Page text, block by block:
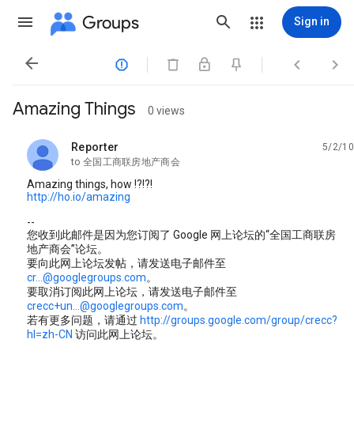
Groups Sign in
   
Amazing Things 0 views
Reporter
unread,
5/2/10
to 全国工商联房地产商会
Amazing things, how !?!?!
http://ho.io/amazing
--
您收到此邮件是因为您订阅了 Google 网上论坛的“全国工商联房
地产商会”论坛。
要向此网上论坛发帖，请发送电子邮件至
cr...@googlegroups.com。
要取消订阅此网上论坛，请发送电子邮件至
crecc+un...@googlegroups.com。
若有更多问题，请通过 http://groups.google.com/group/crecc?
hl=zh-CN 访问此网上论坛。